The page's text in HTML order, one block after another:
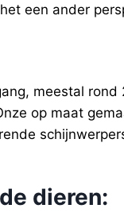
een ander
meestal rond
op maat
dieren: